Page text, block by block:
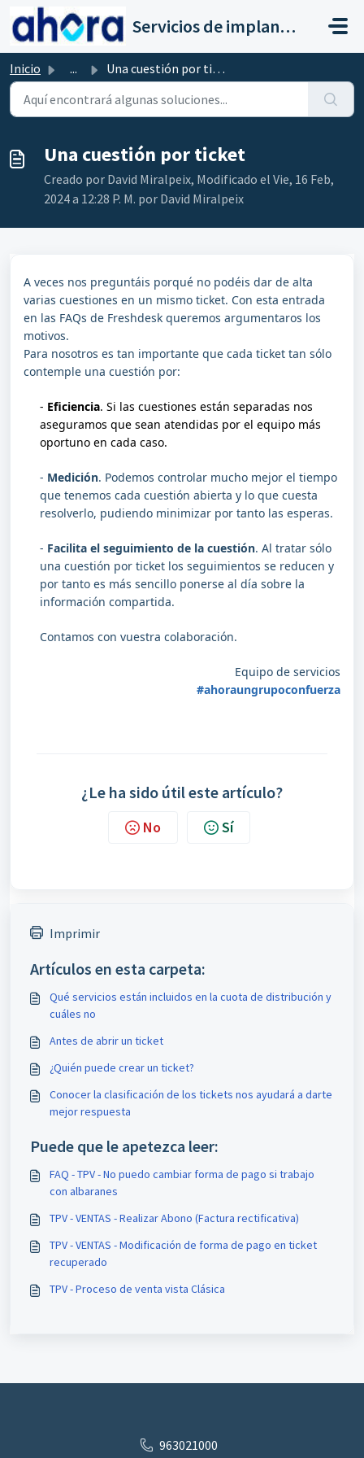
Saltar al contenido principal
Servicios de implantación a clientes de Ahora
Inicio ... Una cuestión por ticket
Una cuestión por ticket
Creado por David Miralpeix, Modificado el Vie, 16 Feb,
2024 a 12:28 P. M. por David Miralpeix
A veces nos preguntáis porqué no podéis dar de alta
varias cuestiones en un mismo ticket. Con esta entrada
en las FAQs de Freshdesk queremos argumentaros los
motivos.
Para nosotros es tan importante que cada ticket tan sólo
contemple una cuestión por:
- Eficiencia. Si las cuestiones están separadas nos
aseguramos que sean atendidas por el equipo más
oportuno en cada caso.
- Medición. Podemos controlar mucho mejor el tiempo
que tenemos cada cuestión abierta y lo que cuesta
resolverlo, pudiendo minimizar por tanto las esperas.
- Facilita el seguimiento de la cuestión. Al tratar sólo
una cuestión por ticket los seguimientos se reducen y
por tanto es más sencillo ponerse al día sobre la
información compartida.
Contamos con vuestra colaboración.
Equipo de servicios
#ahoraungrupoconfuerza
¿Le ha sido útil este artículo?
No Sí
Imprimir
Artículos en esta carpeta:
Qué servicios están incluidos en la cuota de distribución y
cuáles no
Antes de abrir un ticket
¿Quién puede crear un ticket?
Conocer la clasificación de los tickets nos ayudará a darte
mejor respuesta
Puede que le apetezca leer:
FAQ - TPV - No puedo cambiar forma de pago si trabajo
con albaranes
TPV - VENTAS - Realizar Abono (Factura rectificativa)
TPV - VENTAS - Modificación de forma de pago en ticket
recuperado
TPV - Proceso de venta vista Clásica
963021000